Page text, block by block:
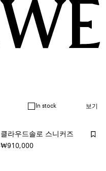
In stock 보기
클라우드솔로 스니커즈
₩910,000